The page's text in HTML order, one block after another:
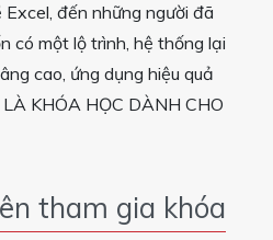
đến những người đã
có một lộ trình, hệ thống lại
cao, ứng dụng hiệu quả
KHÓA HỌC DÀNH CHO
tham gia khóa